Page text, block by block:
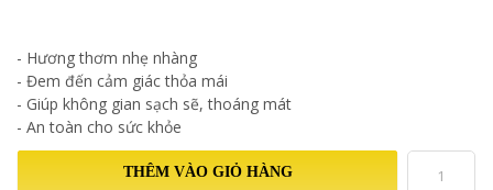
- Hương thơm nhẹ nhàng
- Đem đến cảm giác thỏa mái
- Giúp không gian sạch sẽ, thoáng mát
- An toàn cho sức khỏe
THÊM VÀO GIỎ HÀNG